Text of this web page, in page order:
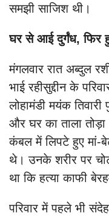
समझी साजिश थी।
घर से आई दुर्गंध, फिर
मंगलवार रात अब्दुल
भाई रहीसुद्दीन के
लोहामंडी मयंक
और घर का ताला
कंबल में लिपटे हुए
थे। उनके शरीर पर
था कि हत्या काफी
परिवार में पहले भी